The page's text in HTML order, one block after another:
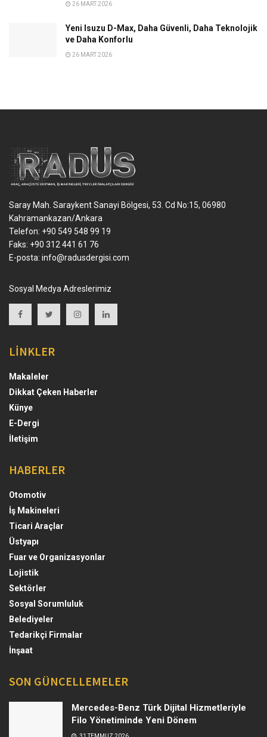
26 MART 2026
Yeni Isuzu D-Max, Daha Güvenli, Daha Teknolojik
ve Daha Konforlu
26 MART 2026
Saray Mah. Saraykent Sanayi Bölgesi, 53. Cd No:15, 06980
Kahramankazan/Ankara
Telefon: +90 549 548 99 19
Faks: +90 312 441 61 76
E-posta: info@radusdergisi.com
Sosyal Medya Adreslerimiz
LİNKLER
Makaleler
Dikkat Çeken Haberler
Künye
E-Dergi
İletişim
HABERLER
Otomotiv
İş Makineleri
Ticari Araçlar
Üstyapı
Fuar ve Organizasyonlar
Lojistik
Sektörler
Sosyal Sorumluluk
Belediyeler
Tedarikçi Firmalar
İnşaat
SON GÜNCELLEMELER
Mercedes-Benz Türk Dijital Hizmetleriyle
Filo Yönetiminde Yeni Dönem